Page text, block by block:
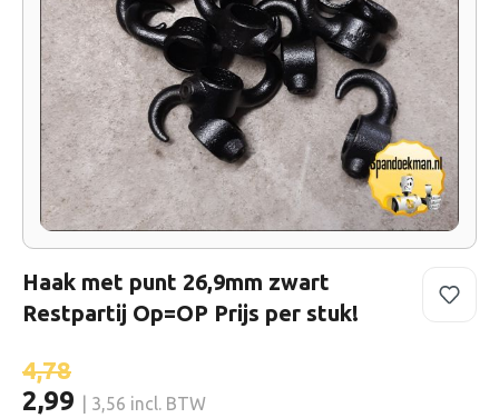
Haak met punt 26,9mm zwart
Restpartij Op=OP Prijs per stuk!
2,99 | 3,56 incl. BTW
4,78